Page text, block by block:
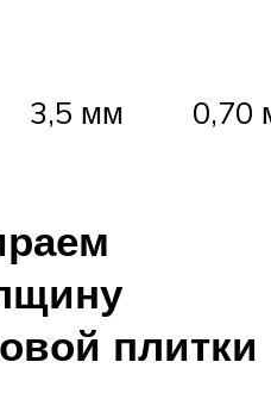
3,5 мм 0,70
плитки